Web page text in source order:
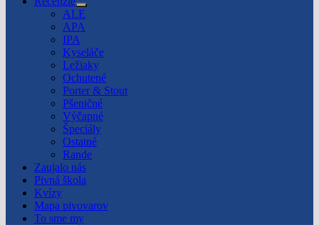
Show
sub
menu
ALE
APA
IPA
Kyseláče
Ležiaky
Ochutené
Porter & Stout
Pšeničné
Výčapné
Špeciály
Ostatné
Rande
Zaujalo nás
Pivná škola
Kvízy
Mapa pivovarov
To sme my